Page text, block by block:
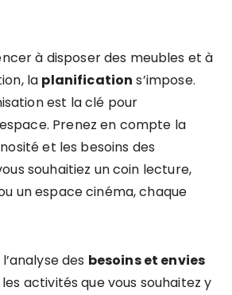
à disposer des meubles et à
la planification s’impose.
est la clé pour
Prenez en compte la
et les besoins des
souhaitiez un coin lecture,
un espace cinéma, chaque
des besoins et envies
activités que vous souhaitez y